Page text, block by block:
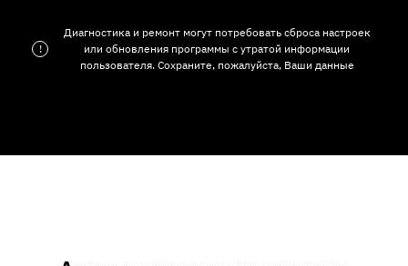
!
Диагностика и ремонт могут потребовать сброса настроек
или обновления программы с утратой информации
пользователя. Сохраните, пожалуйста, Ваши данные